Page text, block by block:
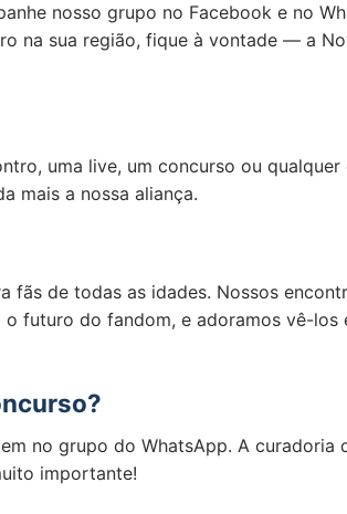
nosso grupo no Facebook e no
na sua região, fique à vontade — a
uma live, um concurso ou
mais a nossa aliança.
de todas as idades. Nossos
futuro do fandom, e adoramos vê-
no grupo do WhatsApp. A
importante!